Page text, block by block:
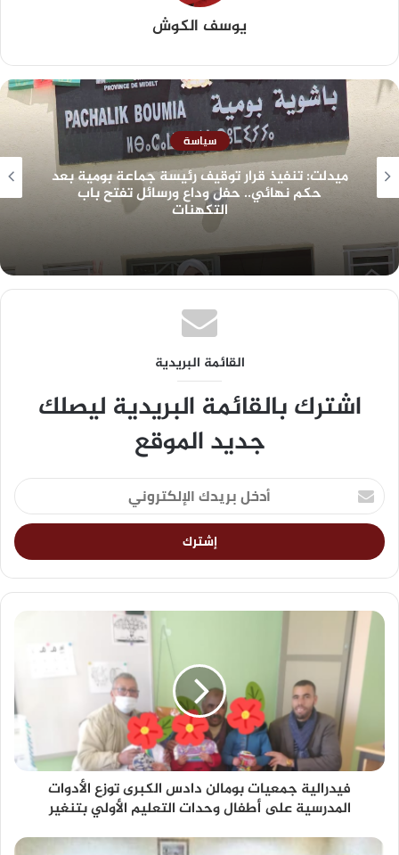
يوسف الكوش
سياسة
ميدلت: تنفيذ قرار توقيف رئيسة جماعة بومية بعد
حكم نهائي.. حفل وداع ورسائل تفتح باب
التكهنات
القائمة البريدية
اشترك بالقائمة البريدية ليصلك
جديد الموقع
فيدرالية جمعيات بومالن دادس الكبرى توزع الأدوات
المدرسية على أطفال وحدات التعليم الأولي بتنغير